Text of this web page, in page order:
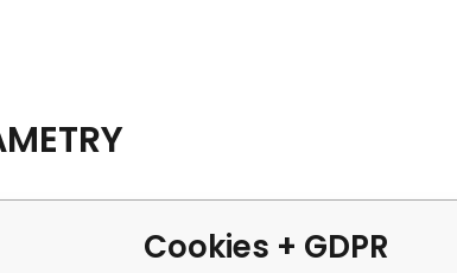
Jenny Lane
Cookies + GDPR